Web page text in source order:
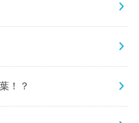
！？